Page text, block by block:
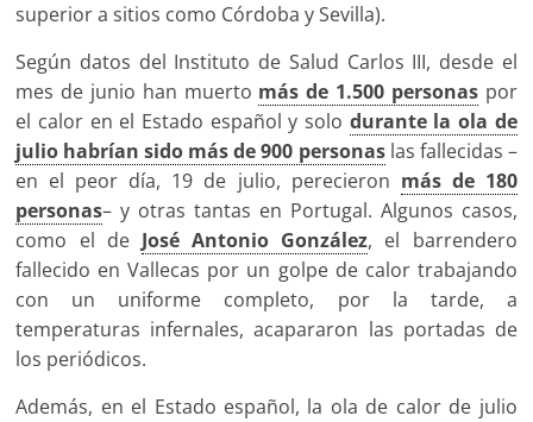
superior a sitios como Córdoba y Sevilla).
Según datos del Instituto de Salud Carlos III, desde el
mes de junio han muerto más de 1.500 personaspor
el calor en el Estado español y solo durante la ola de
julio habrían sido más de 900 personaslas fallecidas –
en el peor día, 19 de julio, perecieron más de 180
personas– y otras tantas en Portugal. Algunos casos,
como el de José Antonio González, el barrendero
fallecido en Vallecas por un golpe de calor trabajando
con un uniforme completo, por la tarde, a
temperaturas infernales, acapararon las portadas de
los periódicos.
Además, en el Estado español, la ola de calor de julio